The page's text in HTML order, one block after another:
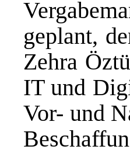
geplant,
Zehra
IT und
Vor- und